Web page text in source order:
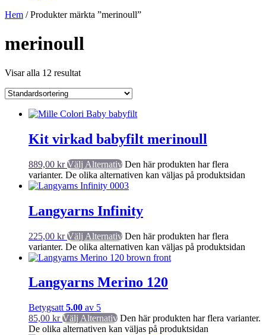
Hem / Produkter märkta ”merinoull”
merinoull
Visar alla 12 resultat
Kit virkad babyfilt merinoull
889,00 kr Välj Alternativ Den här produkten har flera
varianter. De olika alternativen kan väljas på produktsidan
Langyarns Infinity
225,00 kr Välj Alternativ Den här produkten har flera
varianter. De olika alternativen kan väljas på produktsidan
Langyarns Merino 120
Betygsatt 5.00 av 5
85,00 kr Välj Alternativ Den här produkten har flera varianter.
De olika alternativen kan väljas på produktsidan